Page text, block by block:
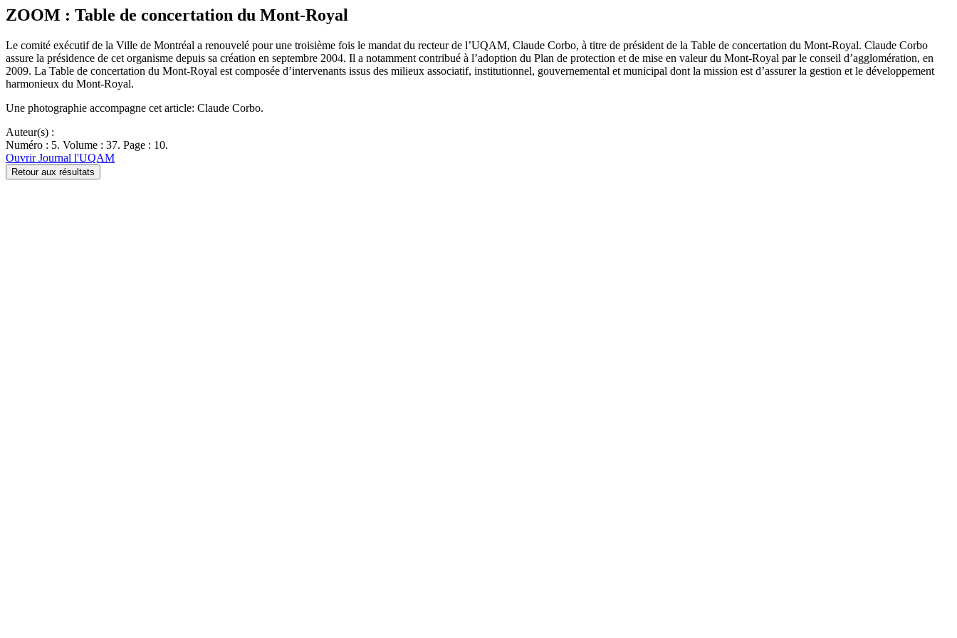
ZOOM : Table de concertation du Mont-Royal
Le comité exécutif de la Ville de Montréal a renouvelé pour une troisième fois le mandat du recteur de l’UQAM, Claude Corbo, à titre de président de la Table de concertation du Mont-Royal. Claude Corbo
assure la présidence de cet organisme depuis sa création en septembre 2004. Il a notamment contribué à l’adoption du Plan de protection et de mise en valeur du Mont-Royal par le conseil d’agglomération, en
2009. La Table de concertation du Mont-Royal est composée d’intervenants issus des milieux associatif, institutionnel, gouvernemental et municipal dont la mission est d’assurer la gestion et le développement
harmonieux du Mont-Royal.
Une photographie accompagne cet article: Claude Corbo.
Auteur(s) :
Numéro : 5. Volume : 37. Page : 10.
Ouvrir Journal l'UQAM
Retour aux résultats